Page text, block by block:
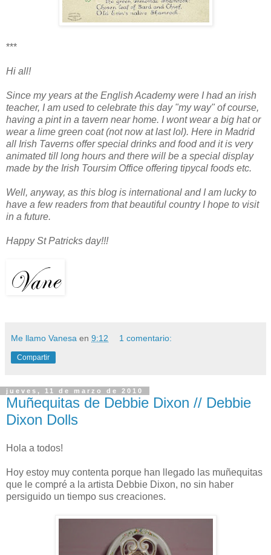
***
Hi all!
Since my years at the English Academy were I had an irish
teacher, I am used to celebrate this day "my way" of course,
having a pint in a tavern near home. I wont wear a big hat or
wear a lime green coat (not now at last lol). Here in Madrid
all Irish Taverns offer special drinks and food and it is very
animated till long hours and there will be a special display
made by the Irish Toursim Office offering tipycal foods etc.
Well, anyway, as this blog is international and I am lucky to
have a few readers from that beautiful country I hope to visit
in a future.
Happy St Patricks day!!!
Me llamo Vanesa en 9:12 1 comentario:
Compartir
jueves, 11 de marzo de 2010
Muñequitas de Debbie Dixon // Debbie
Dixon Dolls
Hola a todos!
Hoy estoy muy contenta porque han llegado las muñequitas
que le compré a la artista Debbie Dixon, no sin haber
persiguido un tiempo sus creaciones.